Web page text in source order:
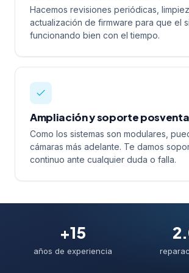
Hacemos revisiones periódicas,
actualización de firmware para que el
funcionando bien con el tiempo.
Ampliación y soporte posventa
Como los sistemas son modulares,
cámaras más adelante. Te damos
continuo ante cualquier duda o falla.
+15
años de experiencia